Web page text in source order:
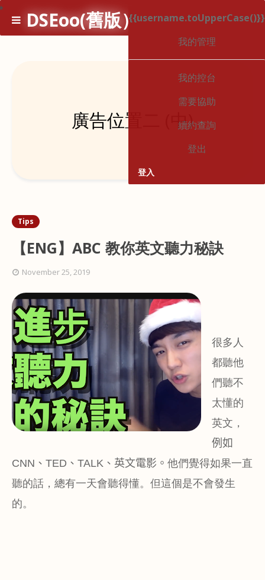
DSEoo(舊版）{{username.toUpperCase()}}
我的管理
我的控台
需要協助
續約查詢
登出
登入
1
廣告位置二 (中)
Tips
【ENG】ABC 教你英文聽力秘訣
November 25, 2019
很多人
都聽他
們聽不
太懂的
英文，
例如
CNN 、 TED 、 TALK 、英文電影。 他們覺得如果一直
聽的話，總有一天會聽得懂。 但這個是不會發生
的。